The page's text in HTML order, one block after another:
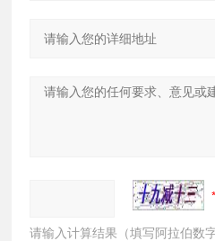
请输入计算结果（填写阿拉伯数